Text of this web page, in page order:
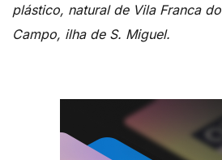
plástico, natural de Vila Franca do
Campo, ilha de S. Miguel.